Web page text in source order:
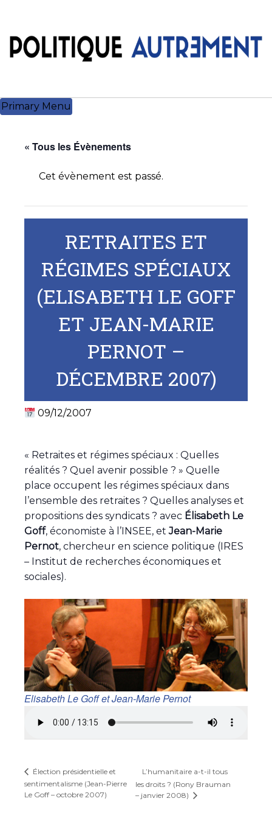
content
Primary Menu
« Tous les Évènements
Cet évènement est passé.
RETRAITES ET
RÉGIMES SPÉCIAUX
(ELISABETH LE GOFF
ET JEAN-MARIE
PERNOT –
DÉCEMBRE 2007)
09/12/2007
« Retraites et régimes spéciaux : Quelles
réalités ? Quel avenir possible ? » Quelle
place occupent les régimes spéciaux dans
l’ensemble des retraites ? Quelles analyses et
propositions des syndicats ? avec Élisabeth Le
Goff, économiste à l’INSEE, etJean-Marie
Pernot, chercheur en science politique (IRES
– Institut de recherches économiques et
sociales).
Elisabeth Le Goff et Jean-Marie Pernot
Élection présidentielle et
sentimentalisme (Jean-Pierre
Le Goff – octobre 2007)
L’humanitaire a-t-il tous
les droits ? (Rony Brauman
– janvier 2008)